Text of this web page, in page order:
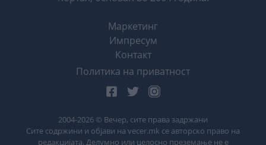
Маркетинг
Импресум
Контакт
Политика на приватност
2004-2026 © Вечер, сите права задржани
Сите содржини и објави на vecer.mk се авторско право на
редакцијата. Делумно или целосно преземање не е